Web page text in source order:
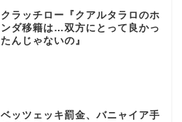
クラッチロー『クアルタラロのホ
ンダ移籍は…双方にとって良かっ
たんじゃないの』
ベッツェッキ罰金、バニャイア手